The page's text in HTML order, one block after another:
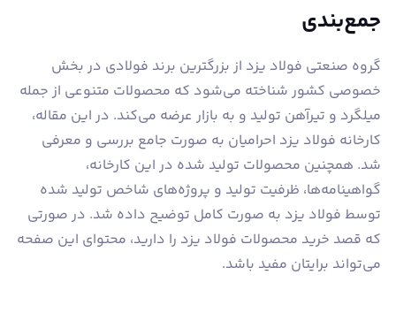
جمع‌بندی
گروه صنعتی فولاد یزد از بزرگترین برند فولادی در بخش
خصوصی کشور شناخته می‌شود که محصولات متنوعی از جمله
میلگرد و تیرآهن تولید و به بازار عرضه می‌کند. در این مقاله،
کارخانه فولاد یزد احرامیان به صورت جامع بررسی و معرفی
شد. همچنین محصولات تولید شده در این کارخانه،
گواهینامه‌ها، ظرفیت تولید و پروژه‌های شاخص تولید شده
توسط فولاد یزد به صورت کامل توضیح داده شد. در صورتی
که قصد خرید محصولات فولاد یزد را دارید، محتوای این صفحه
می‌تواند برایتان مفید باشد.